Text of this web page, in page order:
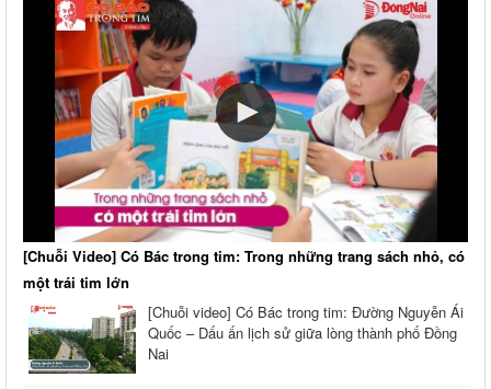
[Chuỗi Video] Có Bác trong tim: Trong những trang sách nhỏ, có
một trái tim lớn
[Chuỗi video] Có Bác trong tim: Đường Nguyễn Ái
Quốc – Dấu ấn lịch sử giữa lòng thành phố Đồng
Nai